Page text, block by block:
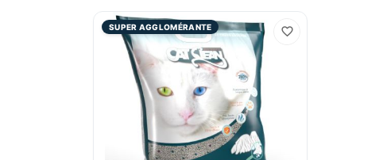
SUPER AGGLOMÉRANTE